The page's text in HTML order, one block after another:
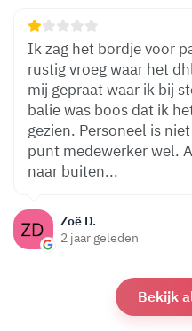
Zoë D.
2 jaar geleden
Ik zag het bordje voor
rustig vroeg waar het
mij gepraat waar ik bij
balie was boos dat ik
gezien. Personeel is
punt medewerker wel.
naar buiten...
Bekijk